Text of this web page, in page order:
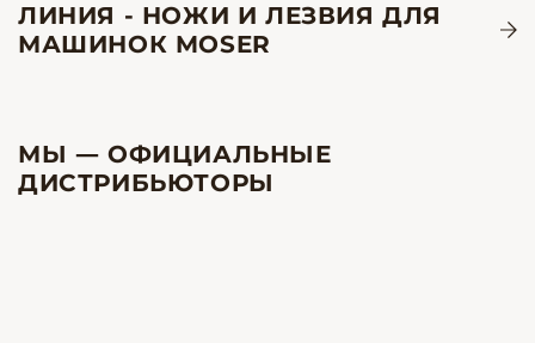
ЛИНИЯ - НОЖИ И ЛЕЗВИЯ ДЛЯ
МАШИНОК MOSER
МЫ — ОФИЦИАЛЬНЫЕ
ДИСТРИБЬЮТОРЫ